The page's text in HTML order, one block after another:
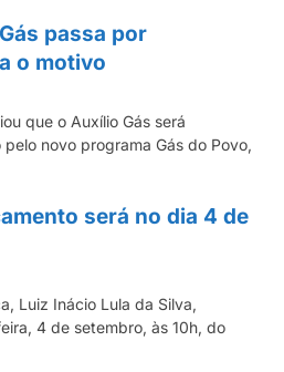
passa por
o motivo
que o Auxílio Gás será
novo programa Gás do Povo,
será no dia 4 de
Luiz Inácio Lula da Silva,
4 de setembro, às 10h, do